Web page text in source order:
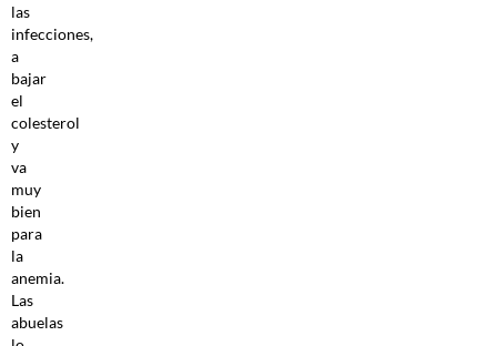
las
infecciones,
a
bajar
el
colesterol
y
va
muy
bien
para
la
anemia.
Las
abuelas